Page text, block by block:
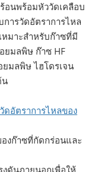
อนพร้อมหัววัดเคลือบ
การวัดอัตราการไหล
หมาะสำหรับก๊าซที่มี
ยมลพิษ ก๊าซ HF
ยมลพิษ ไฮโดรเจน
น
ดอัตราการไหลของ
งก๊าซที่กัดกร่อนและ